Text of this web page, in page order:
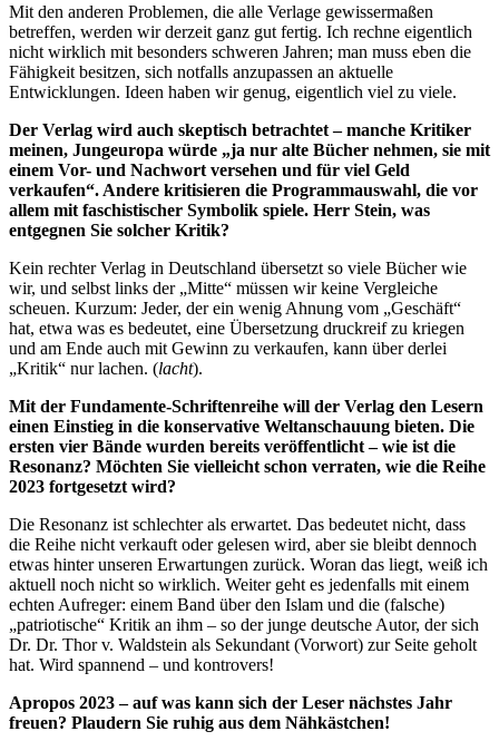
Mit den anderen Problemen, die alle Verlage gewissermaßen
betreffen, werden wir derzeit ganz gut fertig. Ich rechne eigentlich
nicht wirklich mit besonders schweren Jahren; man muss eben die
Fähigkeit besitzen, sich notfalls anzupassen an aktuelle
Entwicklungen. Ideen haben wir genug, eigentlich viel zu viele.
Der Verlag wird auch skeptisch betrachtet – manche Kritiker
meinen, Jungeuropa würde „ja nur alte Bücher nehmen, sie mit
einem Vor- und Nachwort versehen und für viel Geld
verkaufen“. Andere kritisieren die Programmauswahl, die vor
allem mit faschistischer Symbolik spiele. Herr Stein, was
entgegnen Sie solcher Kritik?
Kein rechter Verlag in Deutschland übersetzt so viele Bücher wie
wir, und selbst links der „Mitte“ müssen wir keine Vergleiche
scheuen. Kurzum: Jeder, der ein wenig Ahnung vom „Geschäft“
hat, etwa was es bedeutet, eine Übersetzung druckreif zu kriegen
und am Ende auch mit Gewinn zu verkaufen, kann über derlei
„Kritik“ nur lachen. (lacht).
Mit der Fundamente-Schriftenreihe will der Verlag den Lesern
einen Einstieg in die konservative Weltanschauung bieten. Die
ersten vier Bände wurden bereits veröffentlicht – wie ist die
Resonanz? Möchten Sie vielleicht schon verraten, wie die Reihe
2023 fortgesetzt wird?
Die Resonanz ist schlechter als erwartet. Das bedeutet nicht, dass
die Reihe nicht verkauft oder gelesen wird, aber sie bleibt dennoch
etwas hinter unseren Erwartungen zurück. Woran das liegt, weiß ich
aktuell noch nicht so wirklich. Weiter geht es jedenfalls mit einem
echten Aufreger: einem Band über den Islam und die (falsche)
„patriotische“ Kritik an ihm – so der junge deutsche Autor, der sich
Dr. Dr. Thor v. Waldstein als Sekundant (Vorwort) zur Seite geholt
hat. Wird spannend – und kontrovers!
Apropos 2023 – auf was kann sich der Leser nächstes Jahr
freuen? Plaudern Sie ruhig aus dem Nähkästchen!